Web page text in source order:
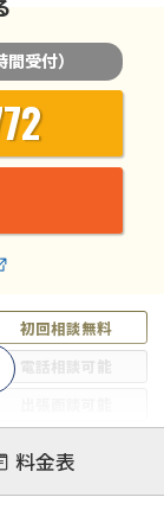
初回相談無料
電話相談可能
受付）
料金表